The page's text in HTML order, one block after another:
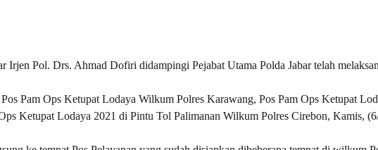
Irjen Pol. Drs. Ahmad Dofiri didampingi Pejabat Utama Polda Jabar telah
Pam Ops Ketupat Lodaya Wilkum Polres Karawang, Pos Pam Ops Ketupat
Ketupat Lodaya 2021 di Pintu Tol Palimanan Wilkum Polres Cirebon, Kamis,